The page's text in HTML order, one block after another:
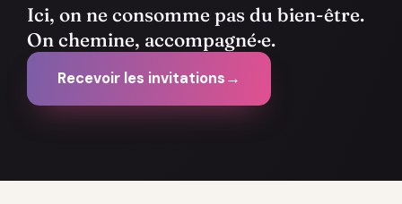
Ici, on ne consomme pas du bien-être.
On chemine, accompagné·e.
Recevoir les invitations→